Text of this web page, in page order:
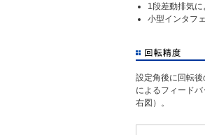
1段差動排気
小型インタフ
設定角後に回転
によるフィード
右図）。